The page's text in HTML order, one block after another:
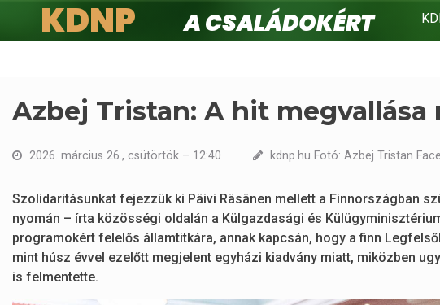
KDNP
A családokért.
Azbej Tristan: A hit
2026. március 26., csütörtök – 12:40 kdnp.hu Fotó: Azbej Tristan
Szolidaritásunkat fejezzük ki Päivi Räsänen mellett a Finnországban
nyomán – írta közösségi oldalán a Külgazdasági és
programokért felelős államtitkára, annak kapcsán, hogy a finn
mint húsz évvel ezelőtt megjelent egyházi kiadvány miatt, miközben
is felmentette.